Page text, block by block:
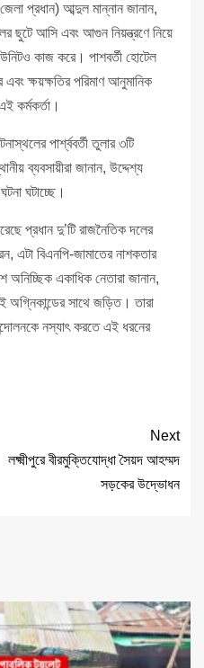
প্রধান) আব্দুল মান্নান জানান,
ছুটে আসি এবং আগুন নিয়ন্ত্রণে নিয়ে
কাজ করে। পাশবর্তী হোটেল
ক্ষয়ক্ষতির পরিমাণ আনুমানিক
কর্মকর্তা।
পার্শ্ববর্তী তুলার ৩টি
ব্যবসায়ীরা জানান, উদ্দেশ্য
ঘটাচ্ছে।
প্রধান দু’টি রাজনৈতিক দলের
এটা বিএনপি-জামাতের নাশকতার
একাধিক নেতারা জানান,
সাথে জড়িত। তারা
নস্যাৎ করতে এই ধরনের
Next
লক্ষ্মীপুরে বীরমুক্তিযোদ্ধা সৈয়দ আহম্মদ
সড়কের উদ্ভোধন